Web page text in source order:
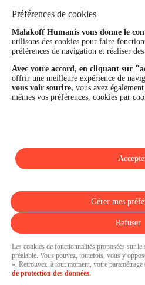
financière et la performance du
notation A+ attribuée depuis 4
Fitch Ratings. Sur les plans extra-
figure parmi les 2% des
en matière de critères RSE
2026). Enfin, Malakoff Humanis est
par le Top Employers Institute depuis
Pressroom
Préférences de cookies
Malakoff Humanis vous donne le
utilisons des cookies pour faire
préférences de navigation et réaliser
Avec votre accord, en cliquant sur
offrir une meilleure expérience de
vous voir sourire, vous avez
mêmes vos préférences, cookies par
Les cookies de fonctionnalités proposées sur le
préalable. Vous pouvez, toutefois, vous y
». Retrouvez, à tout moment, votre paramétrage
de protection des données.
Refuser
Gérer mes